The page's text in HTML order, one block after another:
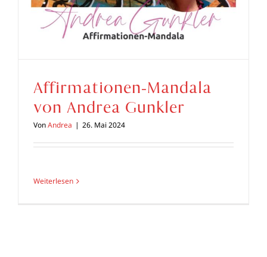
Affirmationen-Mandala
von Andrea Gunkler
VonAndrea | 26. Mai 2024
Weiterlesen